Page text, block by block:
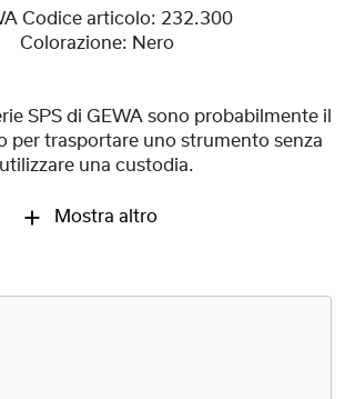
Codice articolo: 232.300
Colorazione: Nero
SPS di GEWA sono probabilmente il
per trasportare uno strumento senza
utilizzare una custodia.
Mostra altro